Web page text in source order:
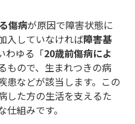
傷病が原因で障害状態に
入していなければ障害基
わゆる「20歳前傷病によ
もので、生まれつきの病
患などが該当します。この
した方の生活を支えるた
組みです。